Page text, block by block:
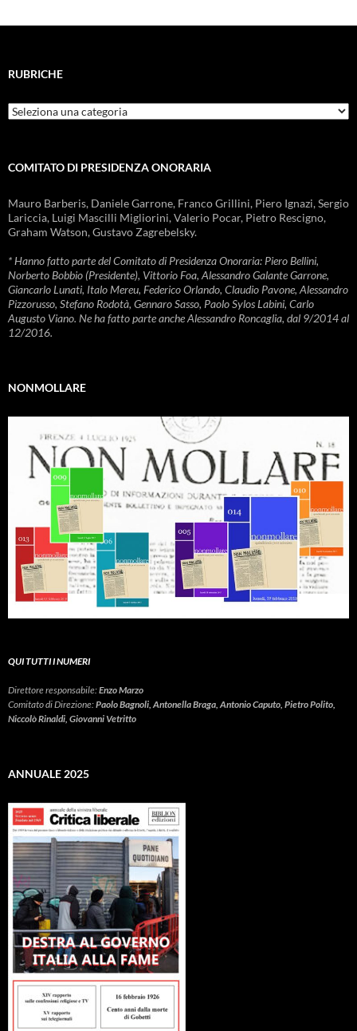
RUBRICHE
Rubriche
COMITATO DI PRESIDENZA ONORARIA
Mauro Barberis, Daniele Garrone, Franco Grillini, Piero Ignazi, Sergio
Lariccia, Luigi Mascilli Migliorini, Valerio Pocar, Pietro Rescigno,
Graham Watson, Gustavo Zagrebelsky.
* Hanno fatto parte del Comitato di Presidenza Onoraria: Piero Bellini,
Norberto Bobbio (Presidente), Vittorio Foa, Alessandro Galante Garrone,
Giancarlo Lunati, Italo Mereu, Federico Orlando, Claudio Pavone, Alessandro
Pizzorusso, Stefano Rodotà, Gennaro Sasso, Paolo Sylos Labini, Carlo
Augusto Viano. Ne ha fatto parte anche Alessandro Roncaglia, dal 9/2014 al
12/2016.
NONMOLLARE
QUI TUTTI I NUMERI
Direttore responsabile:Enzo Marzo
Comitato di Direzione:Paolo Bagnoli, Antonella Braga, Antonio Caputo, Pietro Polito,
Niccolò Rinaldi, Giovanni Vetritto
ANNUALE 2025